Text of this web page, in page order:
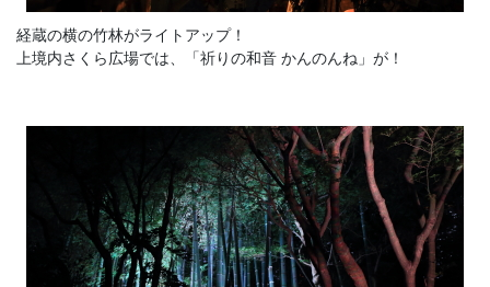
経蔵の横の竹林がライトアップ！
上境内さくら広場では、「祈りの和音 かんのんね」が！